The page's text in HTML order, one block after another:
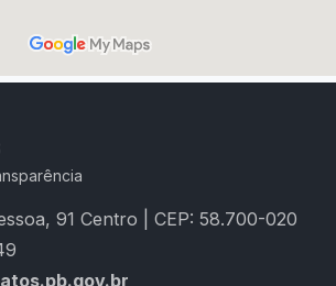
91 Centro | CEP: 58.700-020